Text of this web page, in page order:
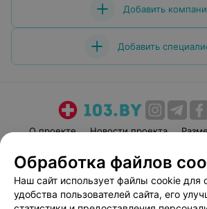
медсестрам: Алексейчик О.В.,Цилота Е.В.
пониманием и заботой относятся ко всем
Хочу также поблагодарить санитарок:
добросовестно относятся к своим
Добавить
Добавить
О проекте Новости проекта
Пользовательское соглашение
Вакансии
Партнеры
Обработка файлов
Наш сайт использует файлы cookie для
удобства пользователей сайта, его